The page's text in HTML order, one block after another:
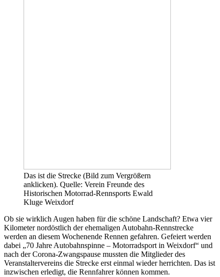
Das ist die Strecke (Bild zum Vergrößern
anklicken). Quelle: Verein Freunde des
Historischen Motorrad-Rennsports Ewald
Kluge Weixdorf
Ob sie wirklich Augen haben für die schöne Landschaft? Etwa vier
Kilometer nordöstlich der ehemaligen Autobahn-Rennstrecke
werden an diesem Wochenende Rennen gefahren. Gefeiert werden
dabei „70 Jahre Autobahnspinne – Motorradsport in Weixdorf“ und
nach der Corona-Zwangspause mussten die Mitglieder des
Veranstaltervereins die Strecke erst einmal wieder herrichten. Das ist
inzwischen erledigt, die Rennfahrer können kommen.